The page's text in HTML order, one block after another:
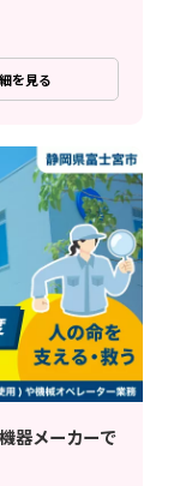
を見る
器メーカーで